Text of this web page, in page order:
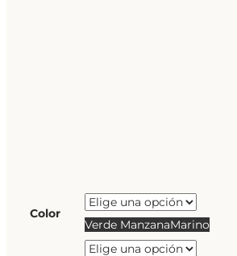
Color
Verde ManzanaMarino